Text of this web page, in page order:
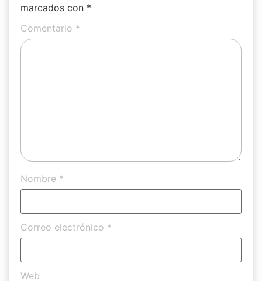
marcados con *
Comentario *
Nombre *
Correo electrónico *
Web